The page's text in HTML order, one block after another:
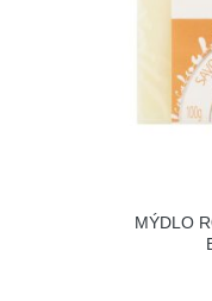
MÝDLO